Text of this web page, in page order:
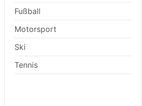
Fußball
Motorsport
Ski
Tennis